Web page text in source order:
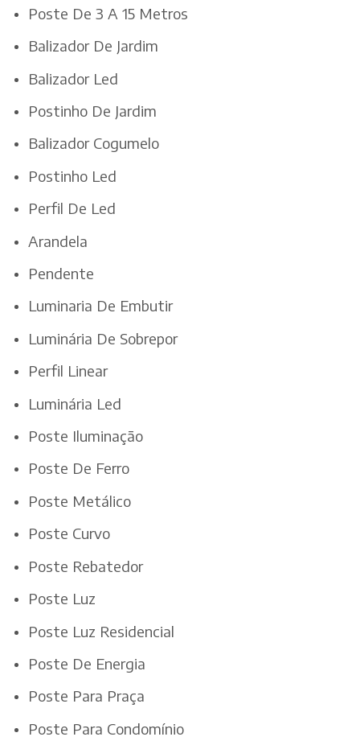
Poste De 3 A 15 Metros
Balizador De Jardim
Balizador Led
Postinho De Jardim
Balizador Cogumelo
Postinho Led
Perfil De Led
Arandela
Pendente
Luminaria De Embutir
Luminária De Sobrepor
Perfil Linear
Luminária Led
Poste Iluminação
Poste De Ferro
Poste Metálico
Poste Curvo
Poste Rebatedor
Poste Luz
Poste Luz Residencial
Poste De Energia
Poste Para Praça
Poste Para Condomínio